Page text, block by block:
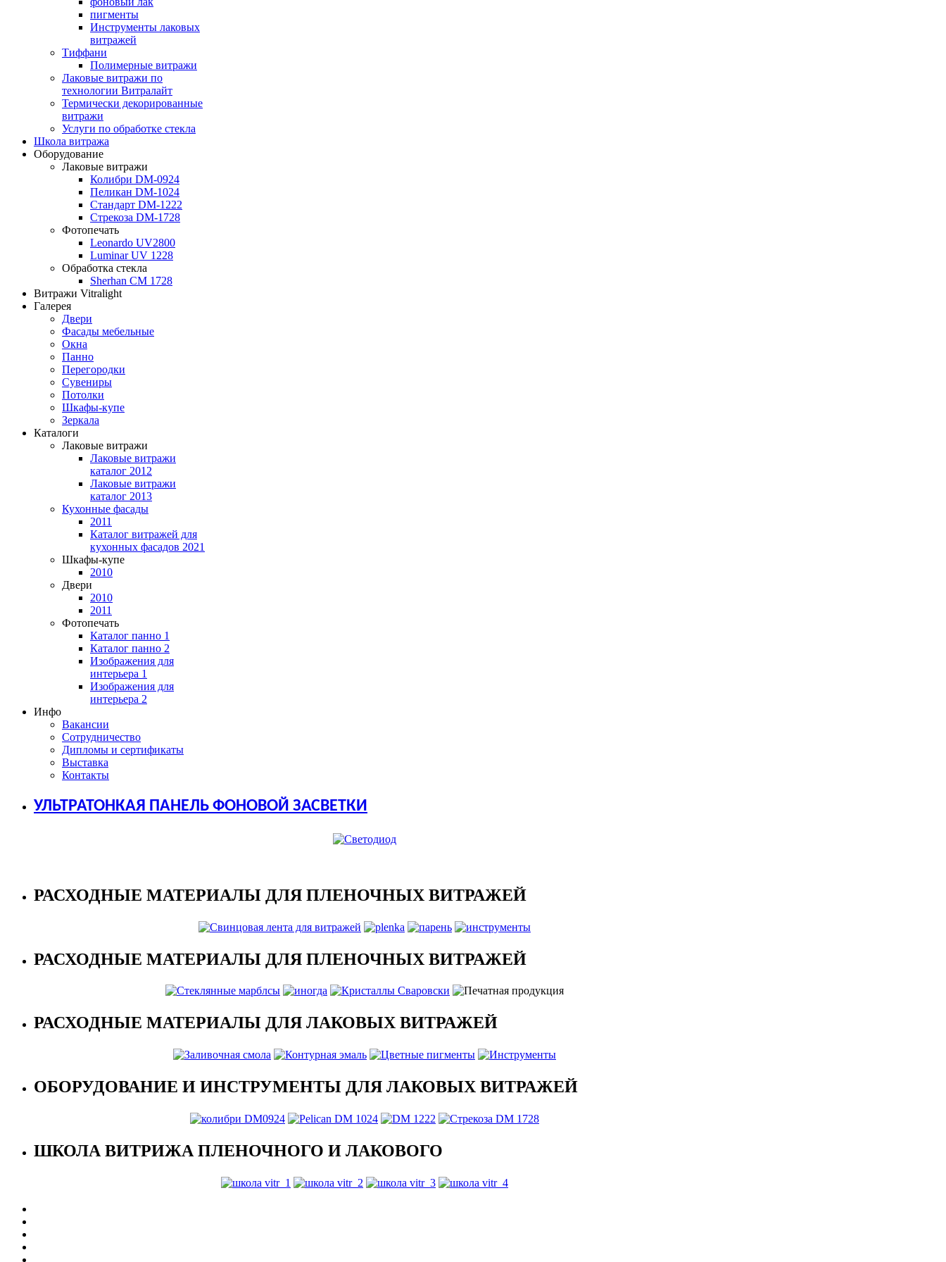
пигменты
Инструменты лаковых
витражей
Тиффани
Полимерные витражи
Лаковые витражи по
технологии Витралайт
Термически декорированные
витражи
Услуги по обработке стекла
Школа витража
Оборудование
Лаковые витражи
Колибри DM-0924
Пеликан DM-1024
Стандарт DM-1222
Стрекоза DM-1728
Фотопечать
Leonardo UV2800
Luminar UV 1228
Обработка стекла
Sherhan CM 1728
Витражи Vitralight
Галерея
Двери
Фасады мебельные
Окна
Панно
Перегородки
Сувениры
Потолки
Шкафы-купе
Зеркала
Каталоги
Лаковые витражи
Лаковые витражи
каталог 2012
Лаковые витражи
каталог 2013
Кухонные фасады
2011
Каталог витражей для
кухонных фасадов 2021
Шкафы-купе
2010
Двери
2010
2011
Фотопечать
Каталог панно 1
Каталог панно 2
Изображения для
интерьера 1
Изображения для
интерьера 2
Инфо
Вакансии
Сотрудничество
Дипломы и сертификаты
Выставка
Контакты
УЛЬТРАТОНКАЯ ПАНЕЛЬ ФОНОВОЙ ЗАСВЕТКИ
РАСХОДНЫЕ МАТЕРИАЛЫ ДЛЯ ПЛЕНОЧНЫХ ВИТРАЖЕЙ
РАСХОДНЫЕ МАТЕРИАЛЫ ДЛЯ ПЛЕНОЧНЫХ ВИТРАЖЕЙ
РАСХОДНЫЕ МАТЕРИАЛЫ ДЛЯ ЛАКОВЫХ ВИТРАЖЕЙ
ОБОРУДОВАНИЕ И ИНСТРУМЕНТЫ ДЛЯ ЛАКОВЫХ ВИТРАЖЕЙ
ШКОЛА ВИТРИЖА ПЛЕНОЧНОГО И ЛАКОВОГО